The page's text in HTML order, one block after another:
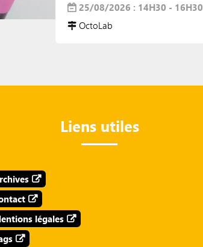
25/08/2026 : 14H30 - 16H30
OctoLab
Liens utiles
légales